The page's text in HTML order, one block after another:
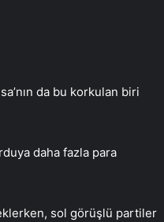
da bu korkulan biri
daha fazla para
sol görüşlü partiler